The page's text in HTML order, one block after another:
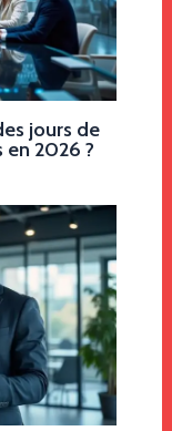
jours de
2026 ?